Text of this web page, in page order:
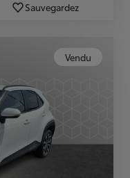
Sauvegardez
Vendu